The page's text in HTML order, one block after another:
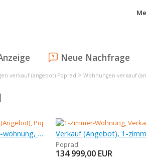
Neue Nachfrage
verkauf (angebot) Poprad > Wohnungen verkauf
Verkauf (Angebot), 1-zimmer-wohnung, 40,49 m
Poprad
134 999,00 EUR